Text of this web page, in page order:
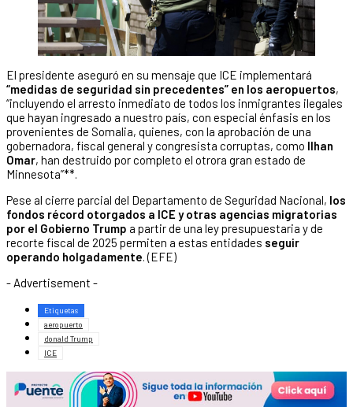
El presidente aseguró en su mensaje que ICE implementará
“medidas de seguridad sin precedentes” en los aeropuertos,
“incluyendo el arresto inmediato de todos los inmigrantes ilegales
que hayan ingresado a nuestro país, con especial énfasis en los
provenientes de Somalia, quienes, con la aprobación de una
gobernadora, fiscal general y congresista corruptas, como Ilhan
Omar, han destruido por completo el otrora gran estado de
Minnesota”**.
Pese al cierre parcial del Departamento de Seguridad Nacional, los
fondos récord otorgados a ICE y otras agencias migratorias
por el Gobierno Trump a partir de una ley presupuestaria y de
recorte fiscal de 2025 permiten a estas entidades seguir
operando holgadamente. (EFE)
- Advertisement -
Etiquetas
aeropuerto
donald Trump
ICE